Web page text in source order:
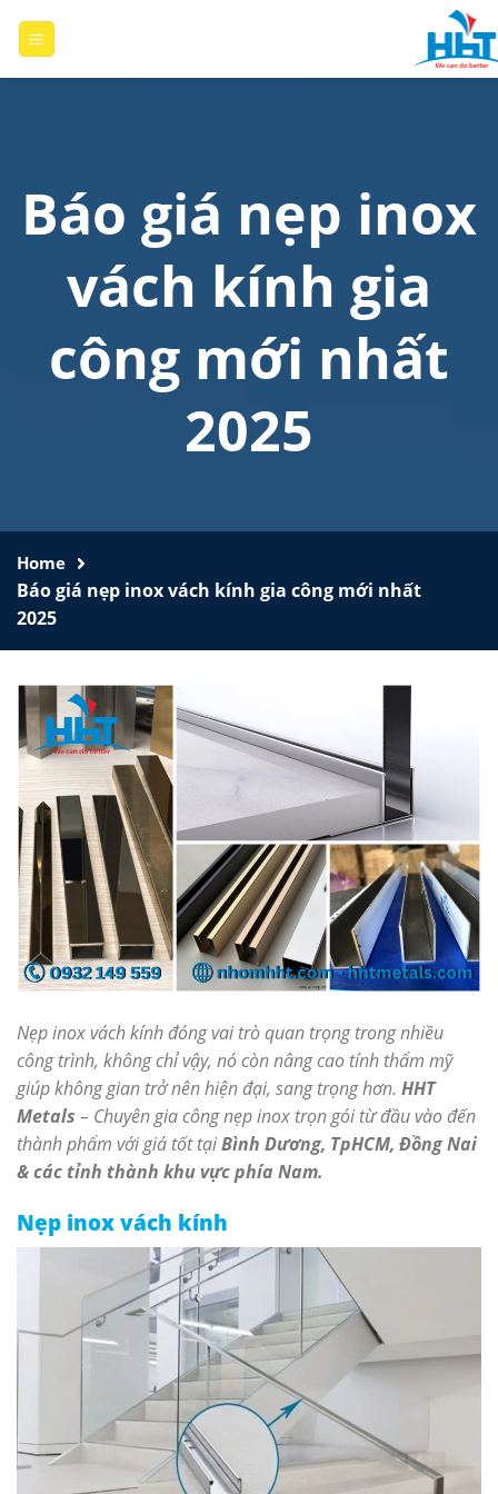
Báo giá nẹp inox
vách kính gia
công mới nhất
2025
Home
Báo giá nẹp inox vách kính gia công mới nhất
2025
Nẹp inox vách kính đóng vai trò quan trọng trong nhiều
công trình, không chỉ vậy, nó còn nâng cao tính thẩm mỹ
giúp không gian trở nên hiện đại, sang trọng hơn. HHT
Metals – Chuyên gia công nẹp inox trọn gói từ đầu vào đến
thành phẩm với giá tốt tạiBình Dương, TpHCM, Đồng Nai
& các tỉnh thành khu vực phía Nam.
Nẹp inox vách kính